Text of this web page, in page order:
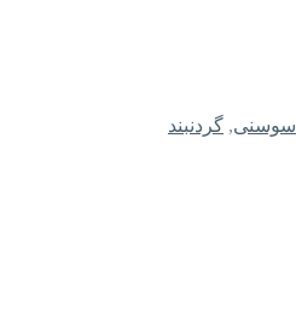
سوسنی, گردنبند